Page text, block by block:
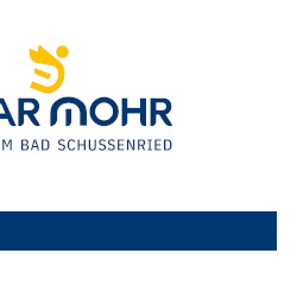
Zum Inhalt springen